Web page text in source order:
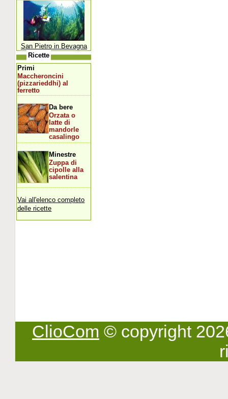
San Pietro in Bevagna
Ricette
Primi
Maccheroncini
(pizzarieddhi) al
ferretto
Da bere
Orzata o
latte di
mandorle
casalingo
Minestre
Zuppa di
cipolle alla
salentina
Vai all'elenco completo
delle ricette
ClioCom © copyright